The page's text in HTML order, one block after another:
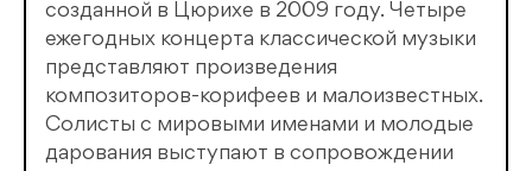
созданной в Цюрихе в 2009 году. Четыре
ежегодных концерта классической музыки
представляют произведения
композиторов-корифеев и малоизвестных.
Солисты с мировыми именами и молодые
дарования выступают в сопровождении